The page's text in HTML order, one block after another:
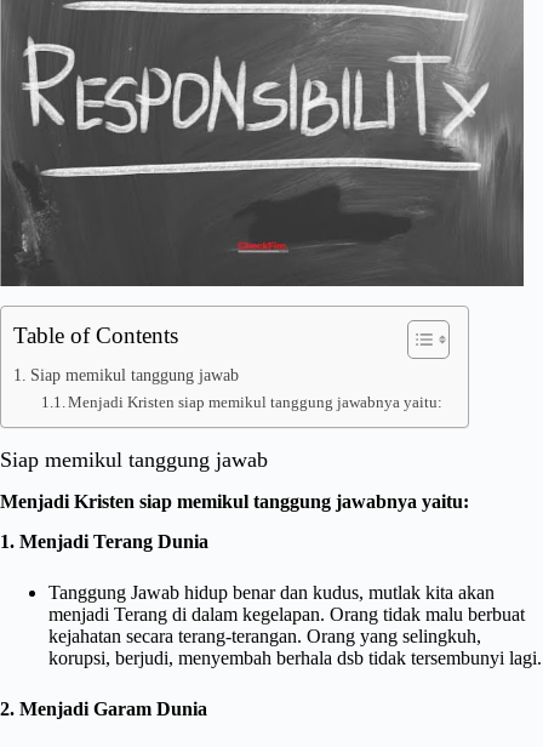
Table of Contents
Siap memikul tanggung jawab
Menjadi Kristen siap memikul tanggung jawabnya yaitu:
Siap memikul tanggung jawab
Menjadi Kristen siap memikul tanggung jawabnya yaitu:
1. Menjadi Terang Dunia
Tanggung Jawab hidup benar dan kudus, mutlak kita akan
menjadi Terang di dalam kegelapan. Orang tidak malu berbuat
kejahatan secara terang-terangan. Orang yang selingkuh,
korupsi, berjudi, menyembah berhala dsb tidak tersembunyi lagi.
2. Menjadi Garam Dunia